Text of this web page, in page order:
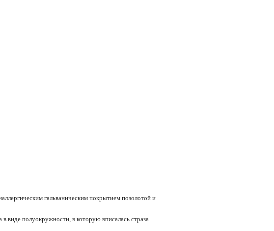
гальваническим покрытием позолотой и
виде полуокружности, в которую вписалась страза